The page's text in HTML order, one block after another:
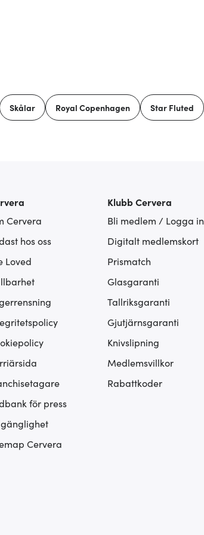
Skålar Royal Copenhagen Star Fluted
Cervera
hos oss
Loved
för press
Cervera
Klubb Cervera
Bli medlem / Logga in
Digitalt medlemskort
Prismatch
Glasgaranti
Tallriksgaranti
Gjutjärnsgaranti
Knivslipning
Medlemsvillkor
Rabattkoder